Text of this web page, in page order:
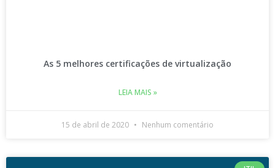
As 5 melhores certificações de virtualização
LEIA MAIS »
15 de abril de 2020 Nenhum comentário